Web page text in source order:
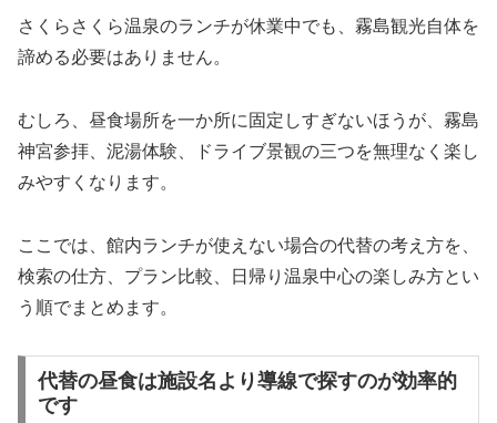
さくらさくら温泉のランチが休業中でも、霧島観光自体を
諦める必要はありません。
むしろ、昼食場所を一か所に固定しすぎないほうが、霧島
神宮参拝、泥湯体験、ドライブ景観の三つを無理なく楽し
みやすくなります。
ここでは、館内ランチが使えない場合の代替の考え方を、
検索の仕方、プラン比較、日帰り温泉中心の楽しみ方とい
う順でまとめます。
代替の昼食は施設名より導線で探すのが効率的
です